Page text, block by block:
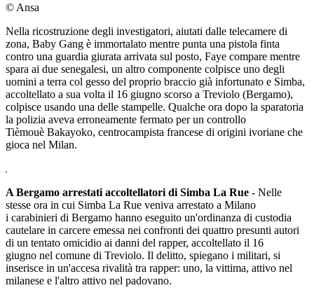
© Ansa
Nella ricostruzione degli investigatori, aiutati dalle telecamere di
zona, Baby Gang è immortalato mentre punta una pistola finta
contro una guardia giurata arrivata sul posto, Faye compare mentre
spara ai due senegalesi, un altro componente colpisce uno degli
uomini a terra col gesso del proprio braccio già infortunato e Simba,
accoltellato a sua volta il 16 giugno scorso a Treviolo (Bergamo),
colpisce usando una delle stampelle. Qualche ora dopo la sparatoria
la polizia aveva erroneamente fermato per un controllo
Tièmouè Bakayoko, centrocampista francese di origini ivoriane che
gioca nel Milan.
A Bergamo arrestati accoltellatori di Simba La Rue - Nelle
stesse ora in cui Simba La Rue veniva arrestato a Milano
i carabinieri di Bergamo hanno eseguito un'ordinanza di custodia
cautelare in carcere emessa nei confronti dei quattro presunti autori
di un tentato omicidio ai danni del rapper, accoltellato il 16
giugno nel comune di Treviolo. Il delitto, spiegano i militari, si
inserisce in un'accesa rivalità tra rapper: uno, la vittima, attivo nel
milanese e l'altro attivo nel padovano.